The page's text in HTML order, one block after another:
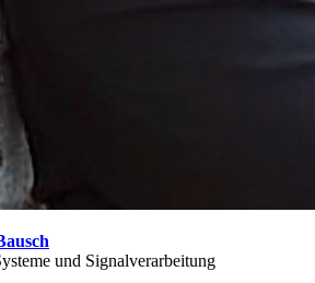
und Signalverarbeitung